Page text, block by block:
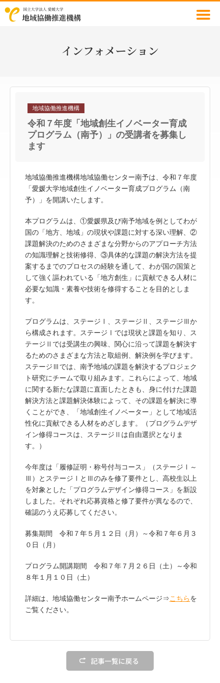
国立大学法人 愛媛大学
地域協働推進機構
インフォメーション
地域協働推進機構
令和７年度「地域創生イノベーター育成
プログラム（南予）」の受講者を募集し
ます
地域協働推進機構地域協働センター南予は、令和７年度
「愛媛大学地域創生イノベーター育成プログラム（南
予）」を開講いたします。
本プログラムは、①愛媛県及び南予地域を例としてわが
国の「地方、地域」の現状や課題に対する深い理解、②
課題解決のためのさまざまな分野からのアプローチ方法
の知識理解と技術修得、③具体的な課題の解決方法を提
案するまでのプロセスの経験を通して、わが国の国策と
して強く謳われている「地方創生」に貢献できる人材に
必要な知識・素養や技術を修得することを目的としま
す。
プログラムは、ステージⅠ、ステージⅡ、ステージⅢか
ら構成されます。ステージⅠでは現状と課題を知り、ス
テージⅡでは受講生の興味、関心に沿って課題を解決す
るためのさまざまな方法と取組例、解決例を学びます。
ステージⅢでは、南予地域の課題を解決するプロジェク
ト研究にチームで取り組みます。これらによって、地域
に関する新たな課題に直面したときも、身に付けた課題
解決方法と課題解決体験によって、その課題を解決に導
くことができ、「地域創生イノベーター」として地域活
性化に貢献できる人材をめざします。（プログラムデザ
イン修得コースは、ステージⅡは自由選択となりま
す。）
今年度は「履修証明・称号付与コース」（ステージⅠ～
Ⅲ）とステージⅠとⅢのみを修了要件とし、高校生以上
を対象とした「プログラムデザイン修得コース」を新設
しました。それぞれ応募資格と修了要件が異なるので、
確認のうえ応募してください。
募集期間 令和７年５月１２日（月）～令和７年６月３
０日（月）
プログラム開講期間 令和７年７月２６日（土）～令和
８年１月１０日（土）
詳細は、地域協働センター南予ホームページ⇒こちらを
ご覧ください。
記事一覧に戻る